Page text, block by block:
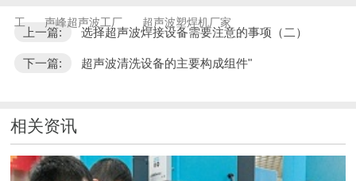
工 声峰超声波工厂 超声波塑焊机厂家
上一篇: 选择超声波焊接设备需要注意的事项（二）
下一篇: 超声波清洗设备的主要构成组件"
相关资讯